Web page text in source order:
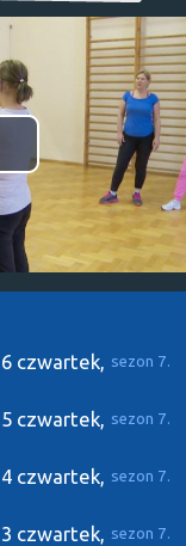
sezon 7.
czwartek,
sezon 7.
czwartek,
sezon 7.
czwartek,
sezon 7.
czwartek,